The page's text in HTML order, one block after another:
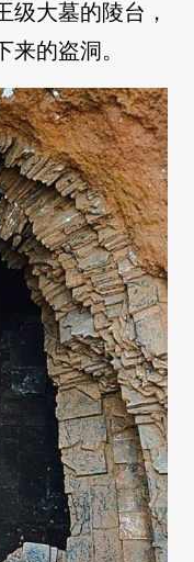
级大墓的陵台，
的盗洞。